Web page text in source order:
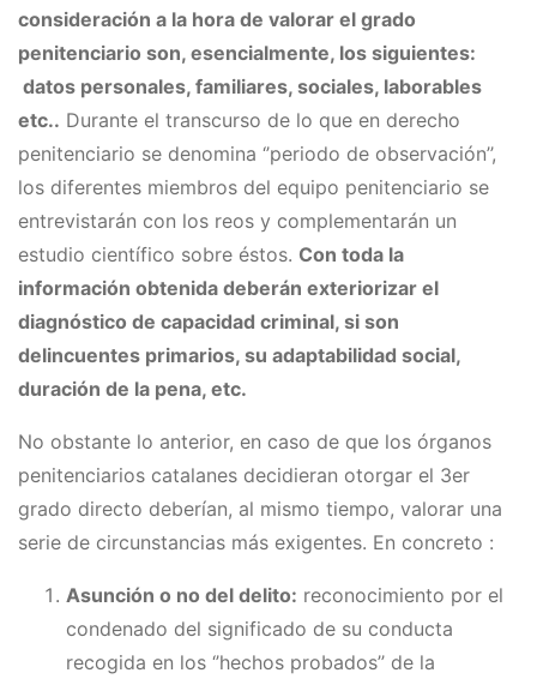
consideración a la hora de valorar el grado
penitenciario son, esencialmente, los siguientes:
datos personales, familiares, sociales, laborables
etc.. Durante el transcurso de lo que en derecho
penitenciario se denomina ‘’periodo de observación’’,
los diferentes miembros del equipo penitenciario se
entrevistarán con los reos y complementarán un
estudio científico sobre éstos. Con toda la
información obtenida deberán exteriorizar el
diagnóstico de capacidad criminal, si son
delincuentes primarios, su adaptabilidad social,
duración de la pena, etc.
No obstante lo anterior, en caso de que los órganos
penitenciarios catalanes decidieran otorgar el 3er
grado directo deberían, al mismo tiempo, valorar una
serie de circunstancias más exigentes. En concreto :
Asunción o no del delito: reconocimiento por el
condenado del significado de su conducta
recogida en los ‘’hechos probados’’ de la